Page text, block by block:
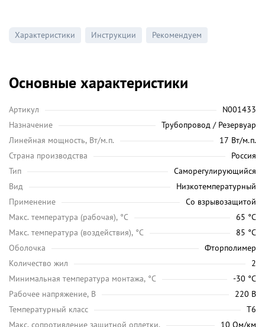
Характеристики Инструкции Рекомендуем
Основные характеристики
Артикул
N001433
Назначение
Трубопровод / Резервуар
Линейная мощность, Вт/м.п.
17 Вт/м.п.
Страна производства
Россия
Тип
Саморегулирующийся
Вид
Низкотемпературный
Применение
Со взрывозащитой
Maкс. температура (рабочая), °C
65 °C
Макс. температура (воздействия), °C
85 °C
Оболочка
Фторполимер
Количество жил
2
Минимальная температура монтажа, °C
-30 °C
Рабочее напряжение, В
220 В
Температурный класс
Т6
Макс. сопротивление защитной оплетки,
10 Ом/км